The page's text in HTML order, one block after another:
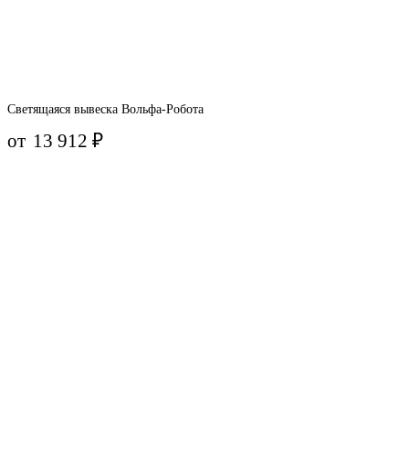
Светящаяся вывеска Вольфа-Робота
от 13 912₽